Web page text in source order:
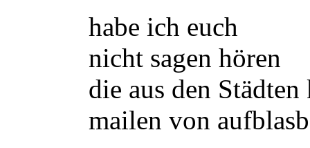
habe ich euch
nicht sagen hören
die aus den
mailen von